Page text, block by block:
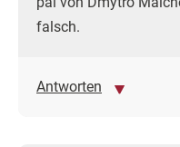
falsch.
Antworten